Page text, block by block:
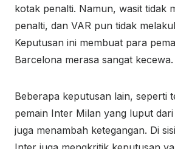
kotak penalti. Namun, wasit tidak
penalti, dan VAR pun tidak
Keputusan ini membuat para
Barcelona merasa sangat kecewa.
Beberapa keputusan lain, seperti
pemain Inter Milan yang luput
juga menambah ketegangan. Di